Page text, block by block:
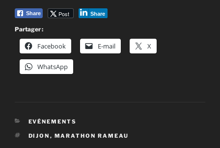
Share Post Share
Partager :
Facebook E-mail X
WhatsApp
CATÉGORIES
EVÉNEMENTS
ÉTIQUETTES
DIJON , MARATHON RAMEAU